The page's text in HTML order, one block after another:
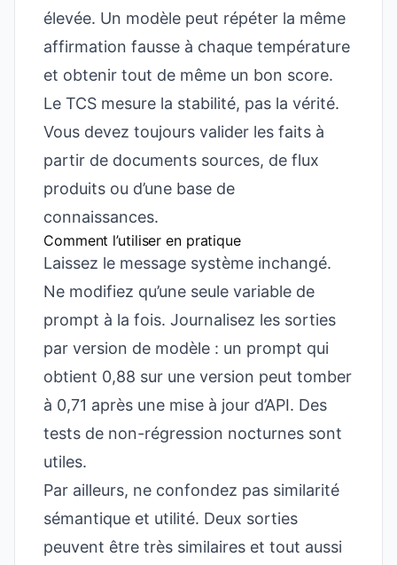
élevée. Un modèle peut répéter la même
affirmation fausse à chaque température
et obtenir tout de même un bon score.
Le TCS mesure la stabilité, pas la vérité.
Vous devez toujours valider les faits à
partir de documents sources, de flux
produits ou d’une base de
connaissances.
Comment l’utiliser en pratique
Laissez le message système inchangé.
Ne modifiez qu’une seule variable de
prompt à la fois. Journalisez les sorties
par version de modèle : un prompt qui
obtient 0,88 sur une version peut tomber
à 0,71 après une mise à jour d’API. Des
tests de non-régression nocturnes sont
utiles.
Par ailleurs, ne confondez pas similarité
sémantique et utilité. Deux sorties
peuvent être très similaires et tout aussi